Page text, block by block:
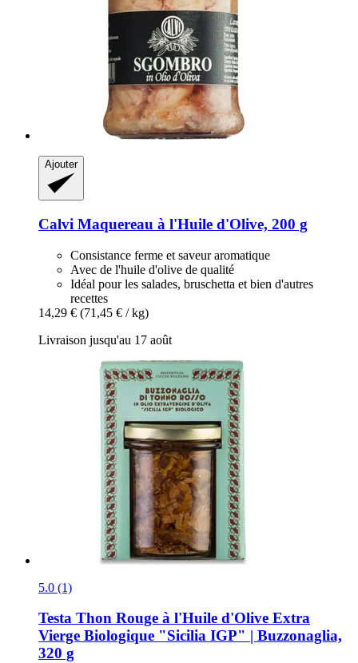
Ajouter
Calvi Maquereau à l'Huile d'Olive, 200 g
Consistance ferme et saveur aromatique
Avec de l'huile d'olive de qualité
Idéal pour les salades, bruschetta et bien d'autres
recettes
14,29 € (71,45 € / kg)
Livraison jusqu'au 17 août
5.0 (1)
Testa Thon Rouge à l'Huile d'Olive Extra
Vierge Biologique "Sicilia IGP" | Buzzonaglia,
320 g